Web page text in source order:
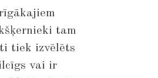
tam
tiek izvēlēts
vai ir